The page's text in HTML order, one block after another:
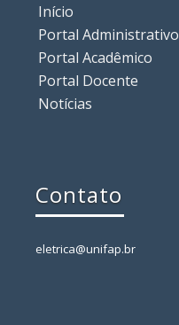
Início
Portal Administrativo
Portal Acadêmico
Portal Docente
Notícias
Contato
eletrica@unifap.br